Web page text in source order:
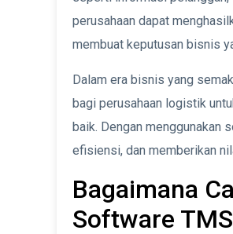
perusahaan dapat
membuat keputusan bisnis
Dalam era bisnis yang
bagi perusahaan logistik
baik. Dengan menggunakan
efisiensi, dan memberikan
Bagaimana
Software